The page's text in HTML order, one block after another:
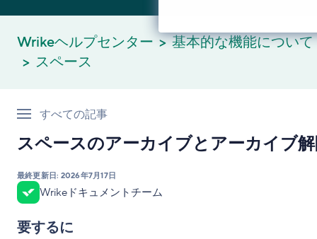
Wrikeヘルプセンター
基本的な機能について
スペース
すべての記事
スペースのアーカイブとアーカイブ
最終更新日: 2026年7月17日
Wrikeドキュメントチーム
要するに